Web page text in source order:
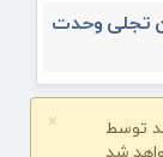
تجلی وحدت
×
توسط